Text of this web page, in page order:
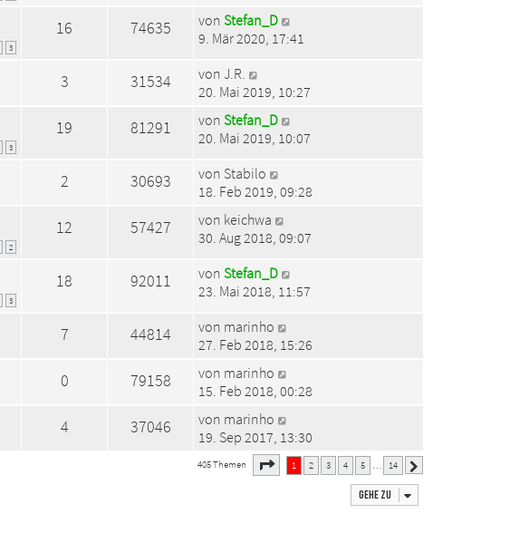
3
16 74635 von Stefan_D
9. Mär 2020, 17:41
3 31534 von J.R.
20. Mai 2019, 10:27
3
19 81291 von Stefan_D
20. Mai 2019, 10:07
2 30693 von Stabilo
18. Feb 2019, 09:28
2
12 57427 von keichwa
30. Aug 2018, 09:07
3
18 92011 von Stefan_D
23. Mai 2018, 11:57
7 44814 von marinho
27. Feb 2018, 15:26
0 79158 von marinho
15. Feb 2018, 00:28
4 37046 von marinho
19. Sep 2017, 13:30
405 Themen Seite von 14
1 2 3 4 5 … 14
Gehe zu